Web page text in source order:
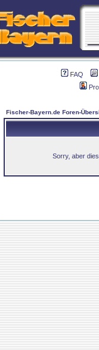
FAQ
Fischer-Bayern.de Foren-
Sorry, aber